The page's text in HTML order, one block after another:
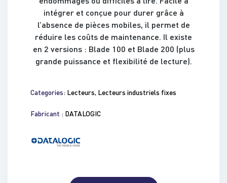
intégrer et conçue pour durer grâce à
l’absence de pièces mobiles, il permet de
réduire les coûts de maintenance. Il existe
en 2 versions : Blade 100 et Blade 200 (plus
grande puissance et flexibilité de lecture).
Categories: Lecteurs, Lecteurs industriels fixes
Fabricant : DATALOGIC